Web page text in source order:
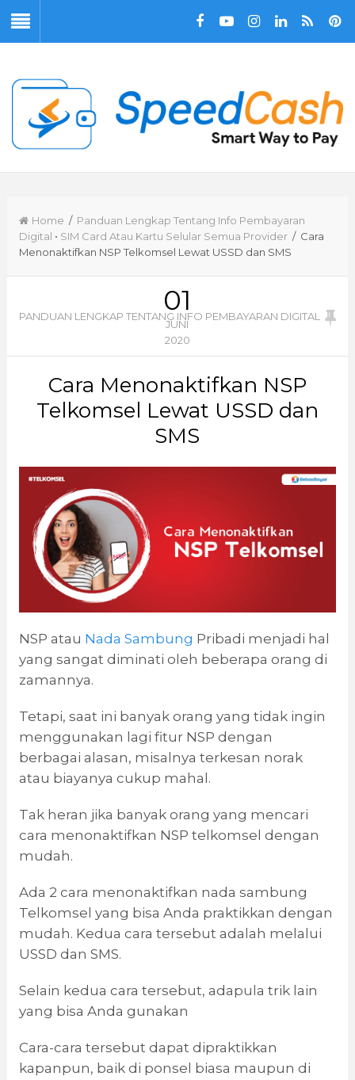
Home / Panduan Lengkap Tentang Info Pembayaran
Digital • SIM Card Atau Kartu Selular Semua Provider/ Cara
Menonaktifkan NSP Telkomsel Lewat USSD dan SMS
01
JUNI
2020
PANDUAN LENGKAP TENTANG INFO PEMBAYARAN DIGITAL
Cara Menonaktifkan NSP
Telkomsel Lewat USSD dan
SMS
NSP atau Nada Sambung Pribadi menjadi hal
yang sangat diminati oleh beberapa orang di
zamannya.
Tetapi, saat ini banyak orang yang tidak ingin
menggunakan lagi fitur NSP dengan
berbagai alasan, misalnya terkesan norak
atau biayanya cukup mahal.
Tak heran jika banyak orang yang mencari
cara menonaktifkan NSP telkomsel dengan
mudah.
Ada 2 cara menonaktifkan nada sambung
Telkomsel yang bisa Anda praktikkan dengan
mudah. Kedua cara tersebut adalah melalui
USSD dan SMS.
Selain kedua cara tersebut, adapula trik lain
yang bisa Anda gunakan
Cara-cara tersebut dapat dipraktikkan
kapanpun, baik di ponsel biasa maupun di